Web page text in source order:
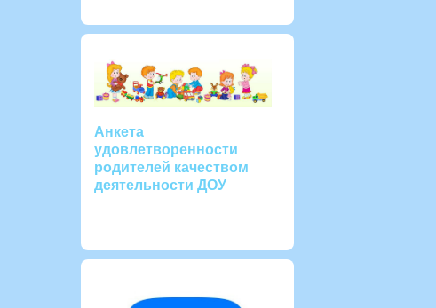
Анкета
удовлетворенности
родителей качеством
деятельности ДОУ